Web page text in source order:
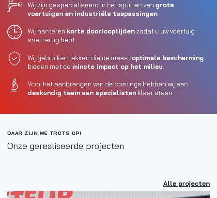
Wij zijn gespecialiseerd in het spuiten van grote
voertuigen en industriële toepassingen
Wij hanteren korte doorlooptijden zodat u uw voertuig
snel terug hebt
Wij gebruiken lakken die de meest optimale bescherming
bieden met de minste impact op het milieu
Voor het aanbrengen van de coatings hebben wij een
deskundig team aan specialisten klaar staan.
DAAR ZIJN WE TROTS OP!
Onze gerealiseerde projecten
Alle projecten